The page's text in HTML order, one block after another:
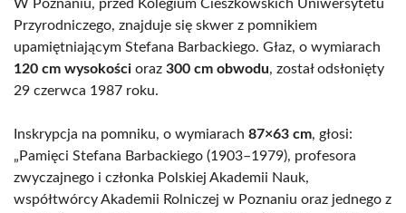
W Poznaniu, przed Kolegium Cieszkowskich Uniwersytetu
Przyrodniczego, znajduje się skwer z pomnikiem
upamiętniającym Stefana Barbackiego. Głaz, o wymiarach
120 cm wysokości oraz 300 cm obwodu, został odsłonięty
29 czerwca 1987 roku.
Inskrypcja na pomniku, o wymiarach 87×63 cm, głosi:
„Pamięci Stefana Barbackiego (1903–1979), profesora
zwyczajnego i członka Polskiej Akademii Nauk,
współtwórcy Akademii Rolniczej w Poznaniu oraz jednego z